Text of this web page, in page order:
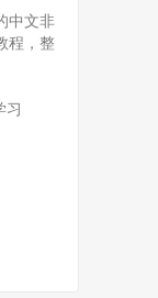
中文非
程，整
习